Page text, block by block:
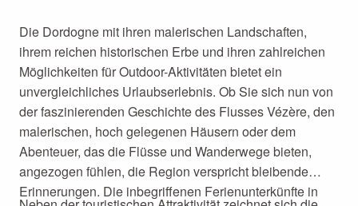
Die Dordogne mit ihren malerischen Landschaften,
ihrem reichen historischen Erbe und ihren zahlreichen
Möglichkeiten für Outdoor-Aktivitäten bietet ein
unvergleichliches Urlaubserlebnis. Ob Sie sich nun von
der faszinierenden Geschichte des Flusses Vézère, den
malerischen, hoch gelegenen Häusern oder dem
Abenteuer, das die Flüsse und Wanderwege bieten,
angezogen fühlen, die Region verspricht bleibende
Erinnerungen. Die inbegriffenen Ferienunterkünfte in